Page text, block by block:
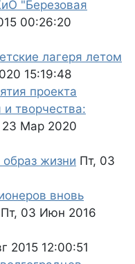
"Березовая
00:26:20
лагеря летом
15:19:48
проекта
творчества:
23 Мар 2020
жизни Пт, 03
вновь
Пт, 03 Июн 2016
2015 12:00:51